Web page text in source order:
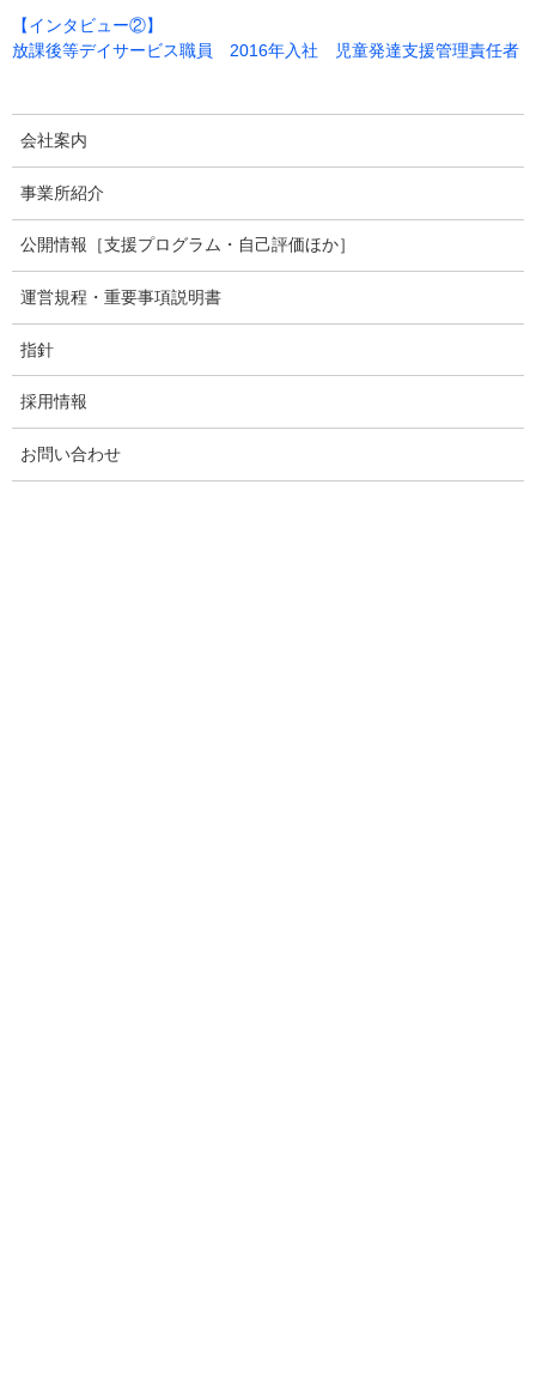
カテゴリー
放課後等デイサービスのブログ
HAPPY HALLOWEEN
放課後等デイサービスのブログ
お花を植えました
2022年11月15日
【インタビュー②】
放課後等デイサービス職員 2016年入社 児童発達支援管理責任者
会社案内
事業所紹介
公開情報［支援プログラム・自己評価ほか］
運営規程・重要事項説明書
指針
採用情報
お問い合わせ